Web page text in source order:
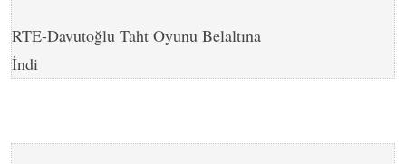
RTE-Davutoğlu Taht Oyunu Belaltına
İndi